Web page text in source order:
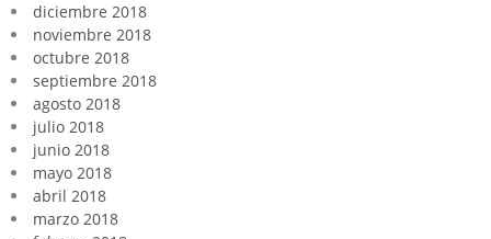
diciembre 2018
noviembre 2018
octubre 2018
septiembre 2018
agosto 2018
julio 2018
junio 2018
mayo 2018
abril 2018
marzo 2018